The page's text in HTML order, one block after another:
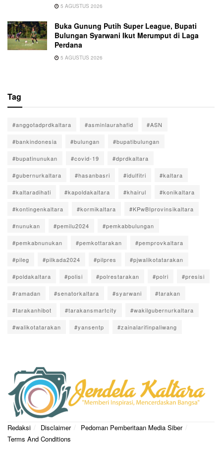
5 AGUSTUS 2026
Buka Gunung Putih Super League, Bupati
Bulungan Syarwani Ikut Merumput di Laga
Perdana
5 AGUSTUS 2026
Tag
#anggotadprdkaltara #asminlaurahafid #ASN
#bankindonesia #bulungan #bupatibulungan
#bupatinunukan #covid-19 #dprdkaltara
#gubernurkaltara #hasanbasri #idulfitri #kaltara
#kaltaradihati #kapoldakaltara #khairul #konikaltara
#kontingenkaltara #kormikaltara #KPwBIprovinsikaltara
#nunukan #pemilu2024 #pemkabbulungan
#pemkabnunukan #pemkottarakan #pemprovkaltara
#pileg #pilkada2024 #pilpres #pjwalikotatarakan
#poldakaltara #polisi #polrestarakan #polri #presisi
#ramadan #senatorkaltara #syarwani #tarakan
#tarakanhibot #tarakansmartcity #wakilgubernurkaltara
#walikotatarakan #yansentp #zainalarifinpaliwang
Redaksi Disclaimer
Pedoman Pemberitaan Media Siber
Terms And Conditions